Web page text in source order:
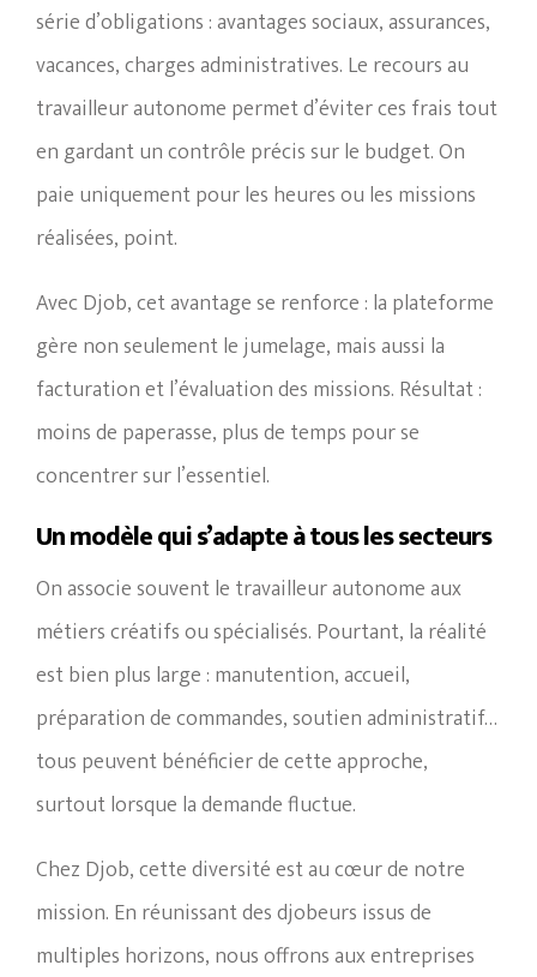
série d’obligations : avantages sociaux, assurances,
vacances, charges administratives. Le recours au
travailleur autonome permet d’éviter ces frais tout
en gardant un contrôle précis sur le budget. On
paie uniquement pour les heures ou les missions
réalisées, point.
Avec Djob, cet avantage se renforce : la plateforme
gère non seulement le jumelage, mais aussi la
facturation et l’évaluation des missions. Résultat :
moins de paperasse, plus de temps pour se
concentrer sur l’essentiel.
Un modèle qui s’adapte à tous les secteurs
On associe souvent le travailleur autonome aux
métiers créatifs ou spécialisés. Pourtant, la réalité
est bien plus large : manutention, accueil,
préparation de commandes, soutien administratif…
tous peuvent bénéficier de cette approche,
surtout lorsque la demande fluctue.
Chez Djob, cette diversité est au cœur de notre
mission. En réunissant des djobeurs issus de
multiples horizons, nous offrons aux entreprises